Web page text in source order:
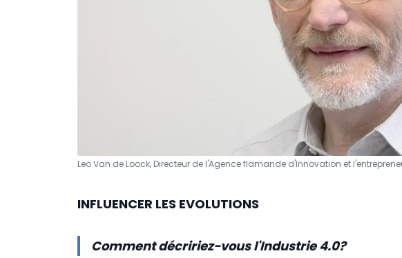
Leo Van de Loock, Directeur de l'Agence flamande d'Innovation et
INFLUENCER LES EVOLUTIONS
Comment décririez-vous l'Industrie 4.0?